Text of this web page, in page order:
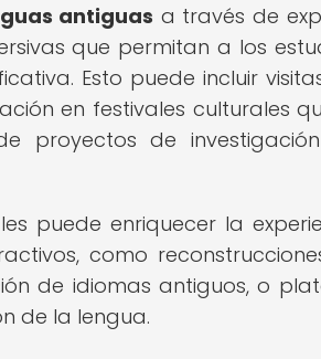
antiguas a través de
que permitan a los
Esto puede incluir
en festivales culturales
proyectos de
puede enriquecer la
como
de idiomas antiguos, o
de la lengua.